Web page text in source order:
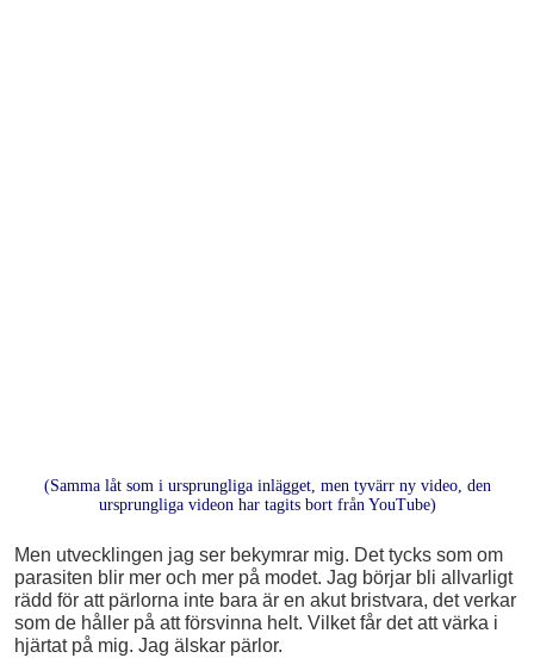
(Samma låt som i ursprungliga inlägget, men tyvärr ny video, den
ursprungliga videon har tagits bort från YouTube)
Men utvecklingen jag ser bekymrar mig. Det tycks som om
parasiten blir mer och mer på modet. Jag börjar bli allvarligt
rädd för att pärlorna inte bara är en akut bristvara, det verkar
som de håller på att försvinna helt. Vilket får det att värka i
hjärtat på mig. Jag älskar pärlor.